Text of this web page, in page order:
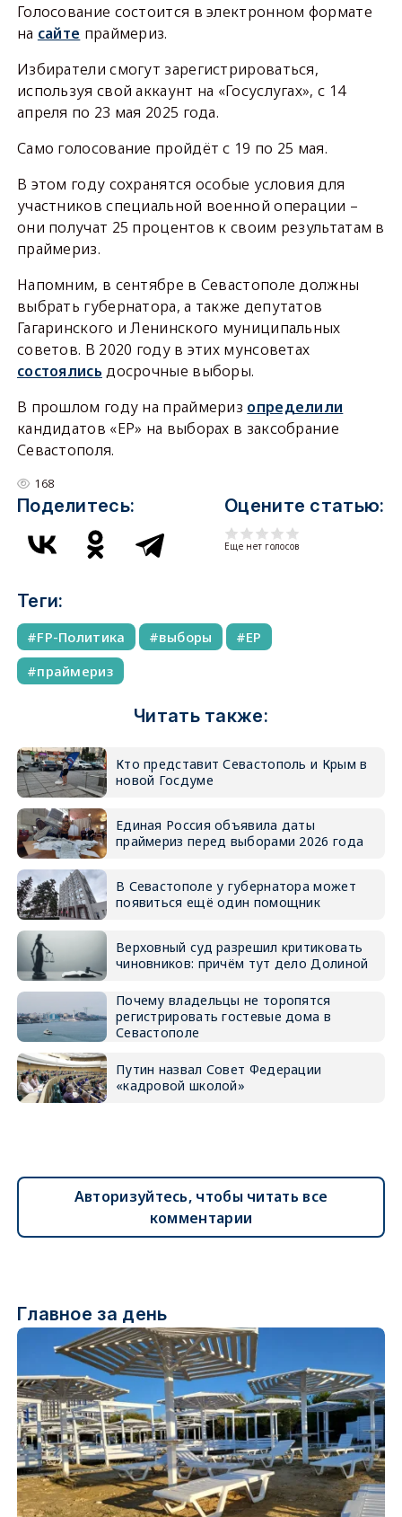
Голосование состоится в электронном формате
на сайте праймериз.
Избиратели смогут зарегистрироваться,
используя свой аккаунт на «Госуслугах», с 14
апреля по 23 мая 2025 года.
Само голосование пройдёт с 19 по 25 мая.
В этом году сохранятся особые условия для
участников специальной военной операции –
они получат 25 процентов к своим результатам в
праймериз.
Напомним, в сентябре в Севастополе должны
выбрать губернатора, а также депутатов
Гагаринского и Ленинского муниципальных
советов. В 2020 году в этих мунсоветах
состоялись досрочные выборы.
В прошлом году на праймериз определили
кандидатов «ЕР» на выборах в заксобрание
Севастополя.
168
Поделитесь: Оцените статью:
Еще нет голосов
Теги:
FP-Политика выборы
ЕР
праймериз
Читать также:
Кто представит Севастополь и Крым в
новой Госдуме
Единая Россия объявила даты
праймериз перед выборами 2026 года
В Севастополе у губернатора может
появиться ещё один помощник
Верховный суд разрешил критиковать
чиновников: причём тут дело Долиной
Почему владельцы не торопятся
регистрировать гостевые дома в
Севастополе
Путин назвал Совет Федерации
«кадровой школой»
Авторизуйтесь, чтобы читать все
комментарии
Главное за день